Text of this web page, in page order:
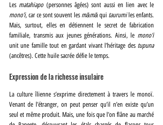
Les matahiapo
mono’i, car ce sont souvent les māmā qui taurumi les enfants.
Mais, surtout, elles en détiennent le secret de fabrication
familiale, transmis aux jeunes générations. Ainsi, le
mono’i
unit une famille tout en gardant vivant l’héritage des tupuna
(ancêtres). Cette huile sacrée défie le temps.
Expression de la richesse insulaire
La culture îlienne s’exprime directement à travers le monoï.
Venant de l’étranger, on peut penser qu’il n’en existe qu’un
seul et même produit. Mais, une fois que l’on flâne au marché